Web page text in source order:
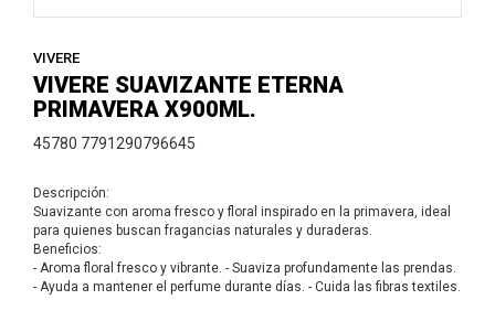
VIVERE
VIVERE SUAVIZANTE ETERNA
PRIMAVERA X900ML.
45780 7791290796645
Descripción:
Suavizante con aroma fresco y floral inspirado en la primavera, ideal
para quienes buscan fragancias naturales y duraderas.
Beneficios:
- Aroma floral fresco y vibrante. - Suaviza profundamente las prendas.
- Ayuda a mantener el perfume durante días. - Cuida las fibras textiles.